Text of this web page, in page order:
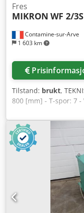
Contamine-sur-Arve
1 603 km
Fres
MIKRON WF 2/3S
Tilstand: brukt,
800 [mm] - T-spor: 7 -
[mm] -
hastighet med
Afouhbxajvjrf
Vernebjelke